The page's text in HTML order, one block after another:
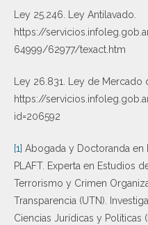
Ley 25.246. Ley Antilavado.
https://
64999/62977/texact.htm
Ley 26.831. Ley de Mercado
https://
id=206592
[1] Abogada y Doctoranda en
PLAFT. Experta en Estudios
Terrorismo y Crimen
Transparencia (UTN).
Ciencias Jurídicas y Políticas